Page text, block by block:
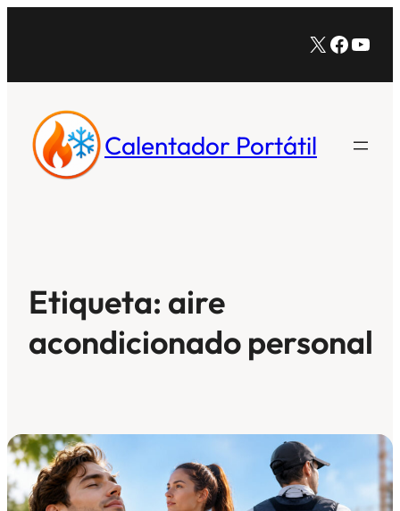
X
Calentador Portátil
Etiqueta: aire
acondicionado personal